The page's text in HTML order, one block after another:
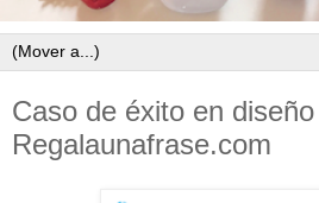
Caso de éxito en
Regalaunafrase.com